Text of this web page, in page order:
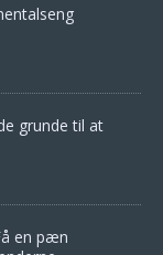
grunde til at
en pæn